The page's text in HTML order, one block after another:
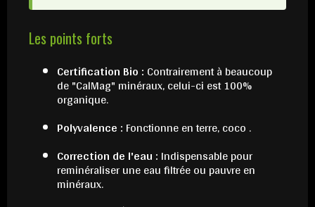
Les points forts
Certification Bio : Contrairement à beaucoup
de "CalMag" minéraux, celui-ci est 100%
organique.
Polyvalence : Fonctionne en terre, coco .
Correction de l'eau : Indispensable pour
reminéraliser une eau filtrée ou pauvre en
minéraux.